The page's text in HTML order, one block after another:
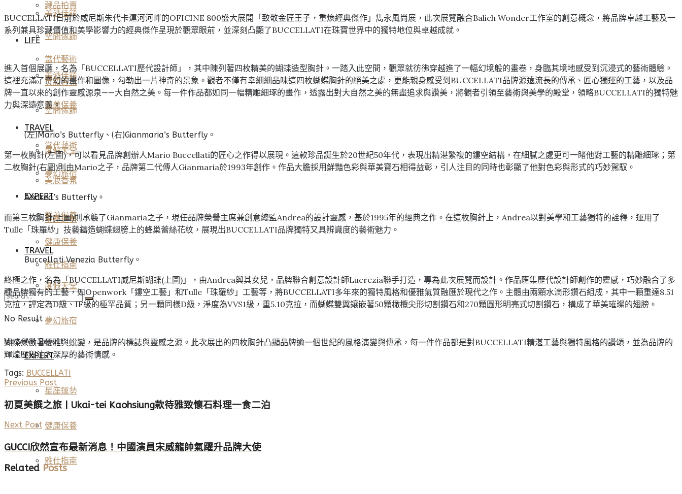
藏品拍賣
LIFE
美酒佳餚
空間傢飾
當代藝術
美妝香氛
醫美保養
TRAVEL
度假天堂
夢幻旅宿
EXPERT
星座運勢
健康保養
雅仕指南
美酒佳餚
空間傢飾
當代藝術
美妝香氛
醫美保養
TRAVEL
度假天堂
夢幻旅宿
EXPERT
星座運勢
健康保養
雅仕指南
No Result
View All Result
BUCCELLATI日前於威尼斯朱代卡運河河畔的OFICINE 800盛大展開「致敬金匠王子，重煥經典傑作」雋永風尚展，此次展覽融合Balich Wonder工作室的創意概念，將品牌卓越工藝及一
系列兼具珍藏價值和美學影響力的經典傑作呈現於觀眾眼前，並深刻凸顯了BUCCELLATI在珠寶世界中的獨特地位與卓越成就。
進入首個展廳，名為「BUCCELLATI歷代設計師」，其中陳列著四枚精美的蝴蝶造型胸針。一踏入此空間，觀眾就彷彿穿越進了一幅幻境般的畫卷，身臨其境地感受到沉浸式的藝術體驗。
這裡充滿了奇幻的畫作和圖像，勾勒出一片神奇的景象。觀者不僅有幸細細品味這四枚蝴蝶胸針的絕美之處，更能親身感受到BUCCELLATI品牌源遠流長的傳承、匠心獨運的工藝，以及品
牌一直以來的創作靈感源泉——大自然之美。每一件作品都如同一幅精雕細琢的畫作，透露出對大自然之美的無盡追求與讚美，將觀者引領至藝術與美學的殿堂，領略BUCCELLATI的獨特魅
力與深遠意義。
(左)Mario’s Butterfly、(右)Gianmaria’s Butterfly。
第一枚胸針(左圖)，可以看見品牌創辦人Mario Buccellati的匠心之作得以展現。這款珍品誕生於20世紀50年代，表現出精湛繁複的鏤空結構，在細膩之處更可一睹他對工藝的精雕細琢；第
二枚胸針(右圖)則由Mario之子，品牌第二代傳人Gianmaria於1993年創作。作品大膽採用鮮豔色彩與華美寶石相得益彰，引人注目的同時也彰顯了他對色彩與形式的巧妙駕馭。
Andrea’s Butterfly。
而第三枚胸針(上圖)則承襲了Gianmaria之子，現任品牌榮譽主席兼創意總監Andrea的設計靈感，基於1995年的經典之作。在這枚胸針上，Andrea以對美學和工藝獨特的詮釋，運用了
Tulle「珠羅紗」技藝鑄造蝴蝶翅膀上的蜂巢蕾絲花紋，展現出BUCCELLATI品牌獨特又具辨識度的藝術魅力。
Buccellati Venezia Butterfly。
終極之作，名為「BUCCELLATI威尼斯蝴蝶(上圖)」，由Andrea與其女兒，品牌聯合創意設計師Lucrezia聯手打造，專為此次展覽而設計。作品匯集歷代設計師創作的靈感，巧妙融合了多
種品牌獨有的工藝，如Openwork「鏤空工藝」和Tulle「珠羅紗」工藝等，將BUCCELLATI多年來的獨特風格和優雅氣質融匯於現代之作。主體由兩顆水滴形鑽石組成，其中一顆重達8.51
克拉，評定為D級、IF級的極罕品質；另一顆同樣D級，淨度為VVS1級，重5.10克拉，而蝴蝶雙翼鑲嵌著50顆橄欖尖形切割鑽石和270顆圓形明亮式切割鑽石，構成了華美璀璨的翅膀。
蝴蝶象徵著優雅與蛻變，是品牌的標誌與靈感之源。此次展出的四枚胸針凸顯品牌逾一個世紀的風格演變與傳承，每一件作品都是對BUCCELLATI精湛工藝與獨特風格的讚頌，並為品牌的
輝煌歷程注入深厚的藝術情感。
Tags: BUCCELLATI
Previous Post
初夏美饌之旅 | Ukai-tei Kaohsiung款待雅致懷石料理一食二泊
Next Post
GUCCI欣然宣布最新消息！中國演員宋威龍帥氣躍升品牌大使
Related Posts